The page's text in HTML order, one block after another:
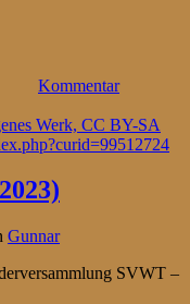
Kommentar
Gunnar
SVWT –